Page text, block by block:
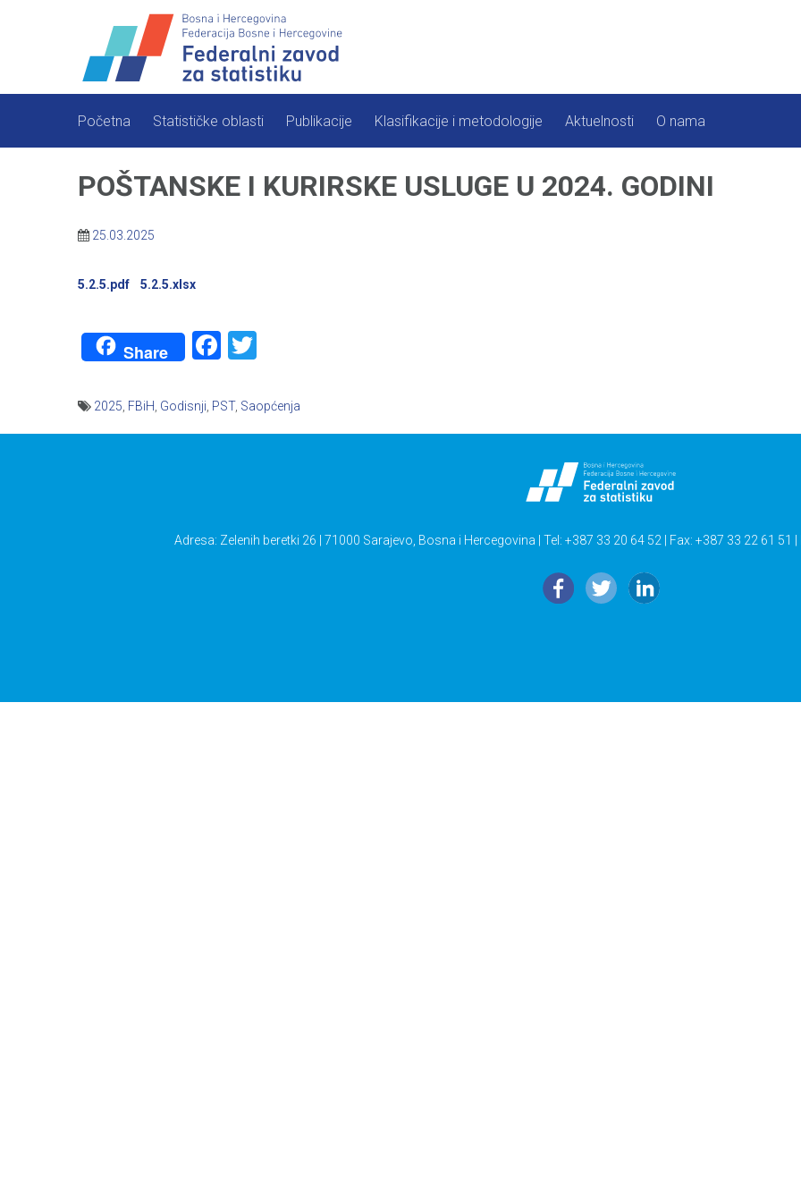
Početna Statističke oblasti Publikacije Klasifikacije i metodologije Aktuelnosti O nama
POŠTANSKE I KURIRSKE USLUGE U 2024. GODINI
25.03.2025
5.2.5.pdf 5.2.5.xlsx
Share Facebook
2025 FBiH Godisnji PST, Saopćenja
Adresa: Zelenih beretki 26 | 71000 Sarajevo, Bosna i Hercegovina | Tel: +387 33 20 64 52 | Fax: +387 33 22 61 51 |